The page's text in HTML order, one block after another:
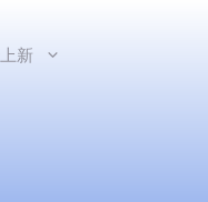
新